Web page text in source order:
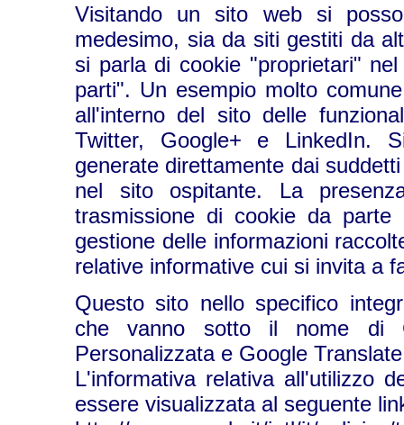
Visitando un sito web si
medesimo, sia da siti gestiti da
si parla di cookie "proprietari"
parti". Un esempio molto
all'interno del sito delle
Twitter, Google+ e LinkedIn.
generate direttamente dai
nel sito ospitante. La
trasmissione di cookie da
gestione delle informazioni
relative informative cui si invita a
Questo sito nello specifico
che vanno sotto il nome di
Personalizzata e Google
L'informativa relativa all'utilizzo
essere visualizzata al seguente